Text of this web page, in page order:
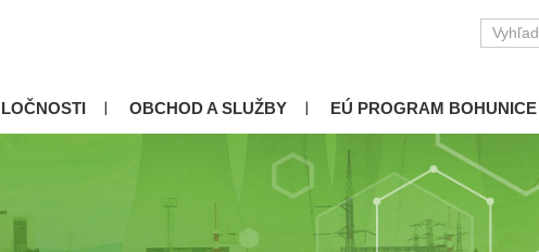
OBCHOD A SLUŽBY EÚ PROGRAM BOHUNICE